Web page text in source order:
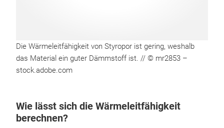
Die Wärmeleitfähigkeit von Styropor ist gering, weshalb
das Material ein guter Dämmstoff ist. // © mr2853 –
stock.adobe.com
Wie lässt sich die Wärmeleitfähigkeit
berechnen?